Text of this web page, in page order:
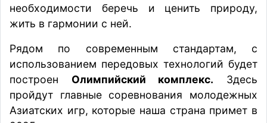
необходимости беречь и ценить природу,
жить в гармонии с ней.
Рядом по современным стандартам, с
использованием передовых технологий будет
построен Олимпийский комплекс. Здесь
пройдут главные соревнования молодежных
Азиатских игр, которые наша страна примет в